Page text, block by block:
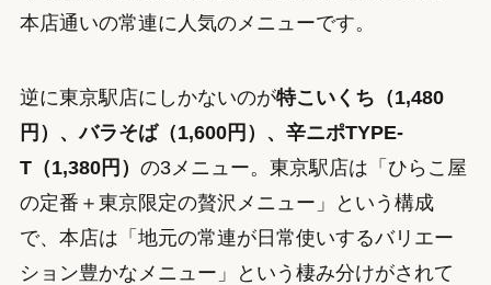
本店通いの常連に人気のメニューです。
逆に東京駅店にしかないのが特こいくち（1,480
円）、バラそば（1,600円）、辛ニポTYPE-
T（1,380円） の3メニュー。東京駅店は「ひらこ屋
の定番＋東京限定の贅沢メニュー」という構成
で、本店は「地元の常連が日常使いするバリエー
ション豊かなメニュー」という棲み分けがされて